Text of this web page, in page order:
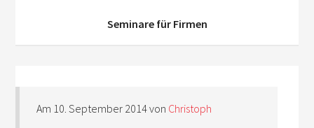
Seminare für Firmen
Am 10. September 2014von Christoph